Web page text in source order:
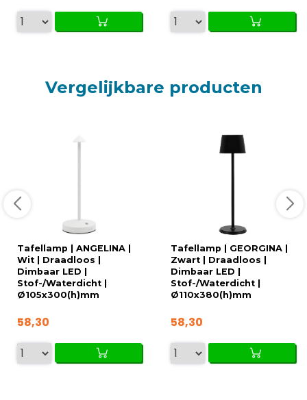
Vergelijkbare producten
Tafellamp | ANGELINA |
Wit | Draadloos |
Dimbaar LED |
Stof-/Waterdicht |
Ø105x300(h)mm
58,30
Tafellamp | GEORGINA |
Zwart | Draadloos |
Dimbaar LED |
Stof-/Waterdicht |
Ø110x380(h)mm
58,30